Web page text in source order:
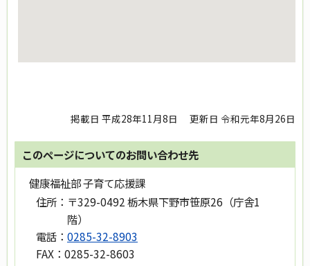
掲載日 平成28年11月8日 更新日 令和元年8月26日
このページについてのお問い合わせ先
健康福祉部 子育て応援課
住所： 〒329-0492 栃木県下野市笹原26（庁舎1
階）
電話： 0285-32-8903
FAX： 0285-32-8603